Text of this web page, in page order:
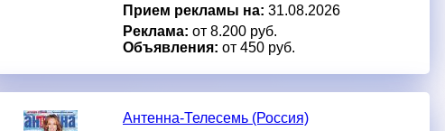
Прием рекламы на: 31.08.2026
Реклама: от 8.200 руб.
Объявления: от 450 руб.
Антенна-Телесемь (Россия)